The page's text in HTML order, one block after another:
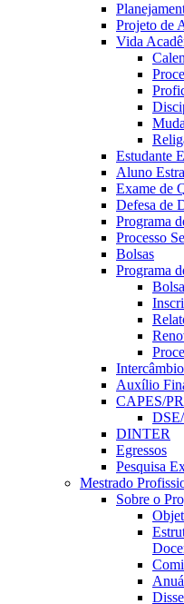
Projeto de
Vida
Estudante
Aluno
Exame de
Defesa de
Programa
Processo
Bolsas
Programa
Auxílio
CAPES/
DINTER
Egressos
Pesquisa
Mestrado
Sobre o